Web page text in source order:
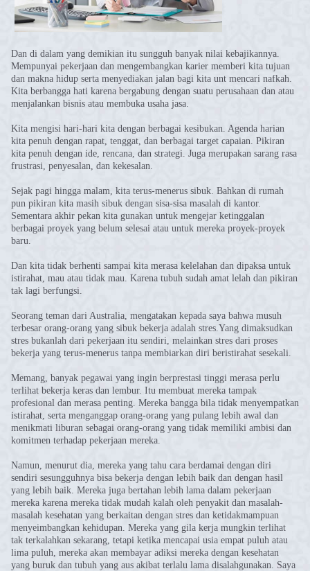
Dan di dalam yang demikian itu sungguh banyak nilai kebajikannya.
Mempunyai pekerjaan dan mengembangkan karier memberi kita tujuan
dan makna hidup serta menyediakan jalan bagi kita unt mencari nafkah.
Kita berbangga hati karena bergabung dengan suatu perusahaan dan atau
menjalankan bisnis atau membuka usaha jasa.
Kita mengisi hari-hari kita dengan berbagai kesibukan. Agenda harian
kita penuh dengan rapat, tenggat, dan berbagai target capaian. Pikiran
kita penuh dengan ide, rencana, dan strategi. Juga merupakan sarang rasa
frustrasi, penyesalan, dan kekesalan.
Sejak pagi hingga malam, kita terus-menerus sibuk. Bahkan di rumah
pun pikiran kita masih sibuk dengan sisa-sisa masalah di kantor.
Sementara akhir pekan kita gunakan untuk mengejar ketinggalan
berbagai proyek yang belum selesai atau untuk mereka proyek-proyek
baru.
Dan kita tidak berhenti sampai kita merasa kelelahan dan dipaksa untuk
istirahat, mau atau tidak mau. Karena tubuh sudah amat lelah dan pikiran
tak lagi berfungsi.
Seorang teman dari Australia, mengatakan kepada saya bahwa musuh
terbesar orang-orang yang sibuk bekerja adalah stres.Yang dimaksudkan
stres bukanlah dari pekerjaan itu sendiri, melainkan stres dari proses
bekerja yang terus-menerus tanpa membiarkan diri beristirahat sesekali.
Memang, banyak pegawai yang ingin berprestasi tinggi merasa perlu
terlihat bekerja keras dan lembur. Itu membuat mereka tampak
profesional dan merasa penting. Mereka bangga bila tidak menyempatkan
istirahat, serta menganggap orang-orang yang pulang lebih awal dan
menikmati liburan sebagai orang-orang yang tidak memiliki ambisi dan
komitmen terhadap pekerjaan mereka.
Namun, menurut dia, mereka yang tahu cara berdamai dengan diri
sendiri sesungguhnya bisa bekerja dengan lebih baik dan dengan hasil
yang lebih baik. Mereka juga bertahan lebih lama dalam pekerjaan
mereka karena mereka tidak mudah kalah oleh penyakit dan masalah-
masalah kesehatan yang berkaitan dengan stres dan ketidakmampuan
menyeimbangkan kehidupan. Mereka yang gila kerja mungkin terlihat
tak terkalahkan sekarang, tetapi ketika mencapai usia empat puluh atau
lima puluh, mereka akan membayar adiksi mereka dengan kesehatan
yang buruk dan tubuh yang aus akibat terlalu lama disalahgunakan. Saya